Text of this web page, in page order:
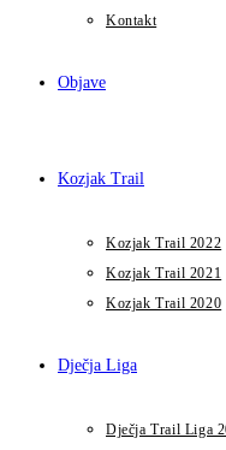
Kontakt
Objave
Kozjak Trail
Kozjak Trail 2022
Kozjak Trail 2021
Kozjak Trail 2020
Dječja Liga
Dječja Trail Liga